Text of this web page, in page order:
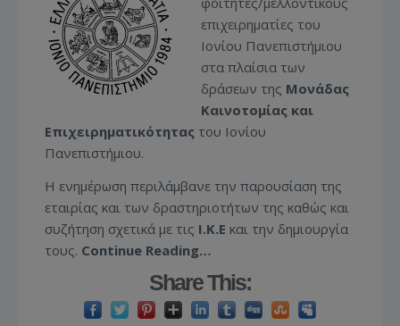
επιχειρηματίες του
Ιονίου Πανεπιστήμιου
στα πλαίσια των
δράσεων της Μονάδας
Καινοτομίας και
Επιχειρηματικότητας του Ιονίου
Πανεπιστήμιου.
Η ενημέρωση περιλάμβανε την παρουσίαση της
εταιρίας και των δραστηριοτήτων της καθώς και
συζήτηση σχετικά με τις Ι.Κ.Ε και την δημιουργία
τους. Continue Reading…
Share This: